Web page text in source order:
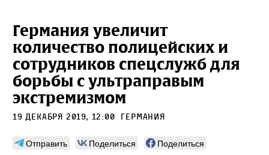
Германия увеличит
количество полицейских и
сотрудников спецслужб для
борьбы с ультраправым
экстремизмом
19 декабря 2019, 12:00 Германия
Отправить Поделиться
Поделиться